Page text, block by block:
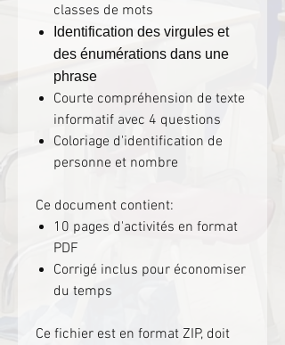
classes de mots
Identification des virgules et
des énumérations dans une
phrase
Courte compréhension de texte
informatif avec 4 questions
Coloriage d'identification de
personne et nombre
Ce document contient:
10 pages d'activités en format
PDF
Corrigé inclus pour économiser
du temps
Ce fichier est en format ZIP, doit